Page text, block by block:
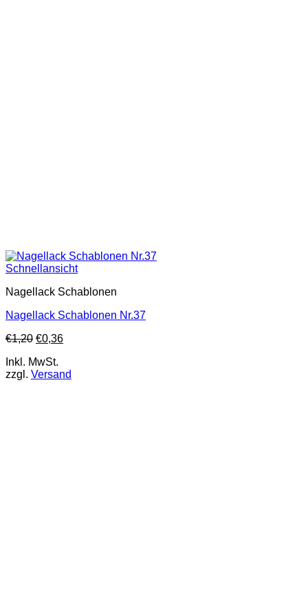
Schnellansicht
Nagellack Schablonen
Nagellack Schablonen Nr.37
€1,20 €0,36
Inkl. MwSt.
zzgl. Versand